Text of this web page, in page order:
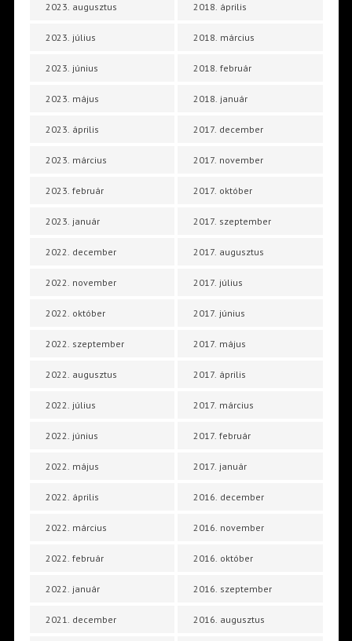
2023. augusztus
2023. július
2023. június
2023. május
2023. április
2023. március
2023. február
2023. január
2022. december
2022. november
2022. október
2022. szeptember
2022. augusztus
2022. július
2022. június
2022. május
2022. április
2022. március
2022. február
2022. január
2021. december
2018. április
2018. március
2018. február
2018. január
2017. december
2017. november
2017. október
2017. szeptember
2017. augusztus
2017. július
2017. június
2017. május
2017. április
2017. március
2017. február
2017. január
2016. december
2016. november
2016. október
2016. szeptember
2016. augusztus